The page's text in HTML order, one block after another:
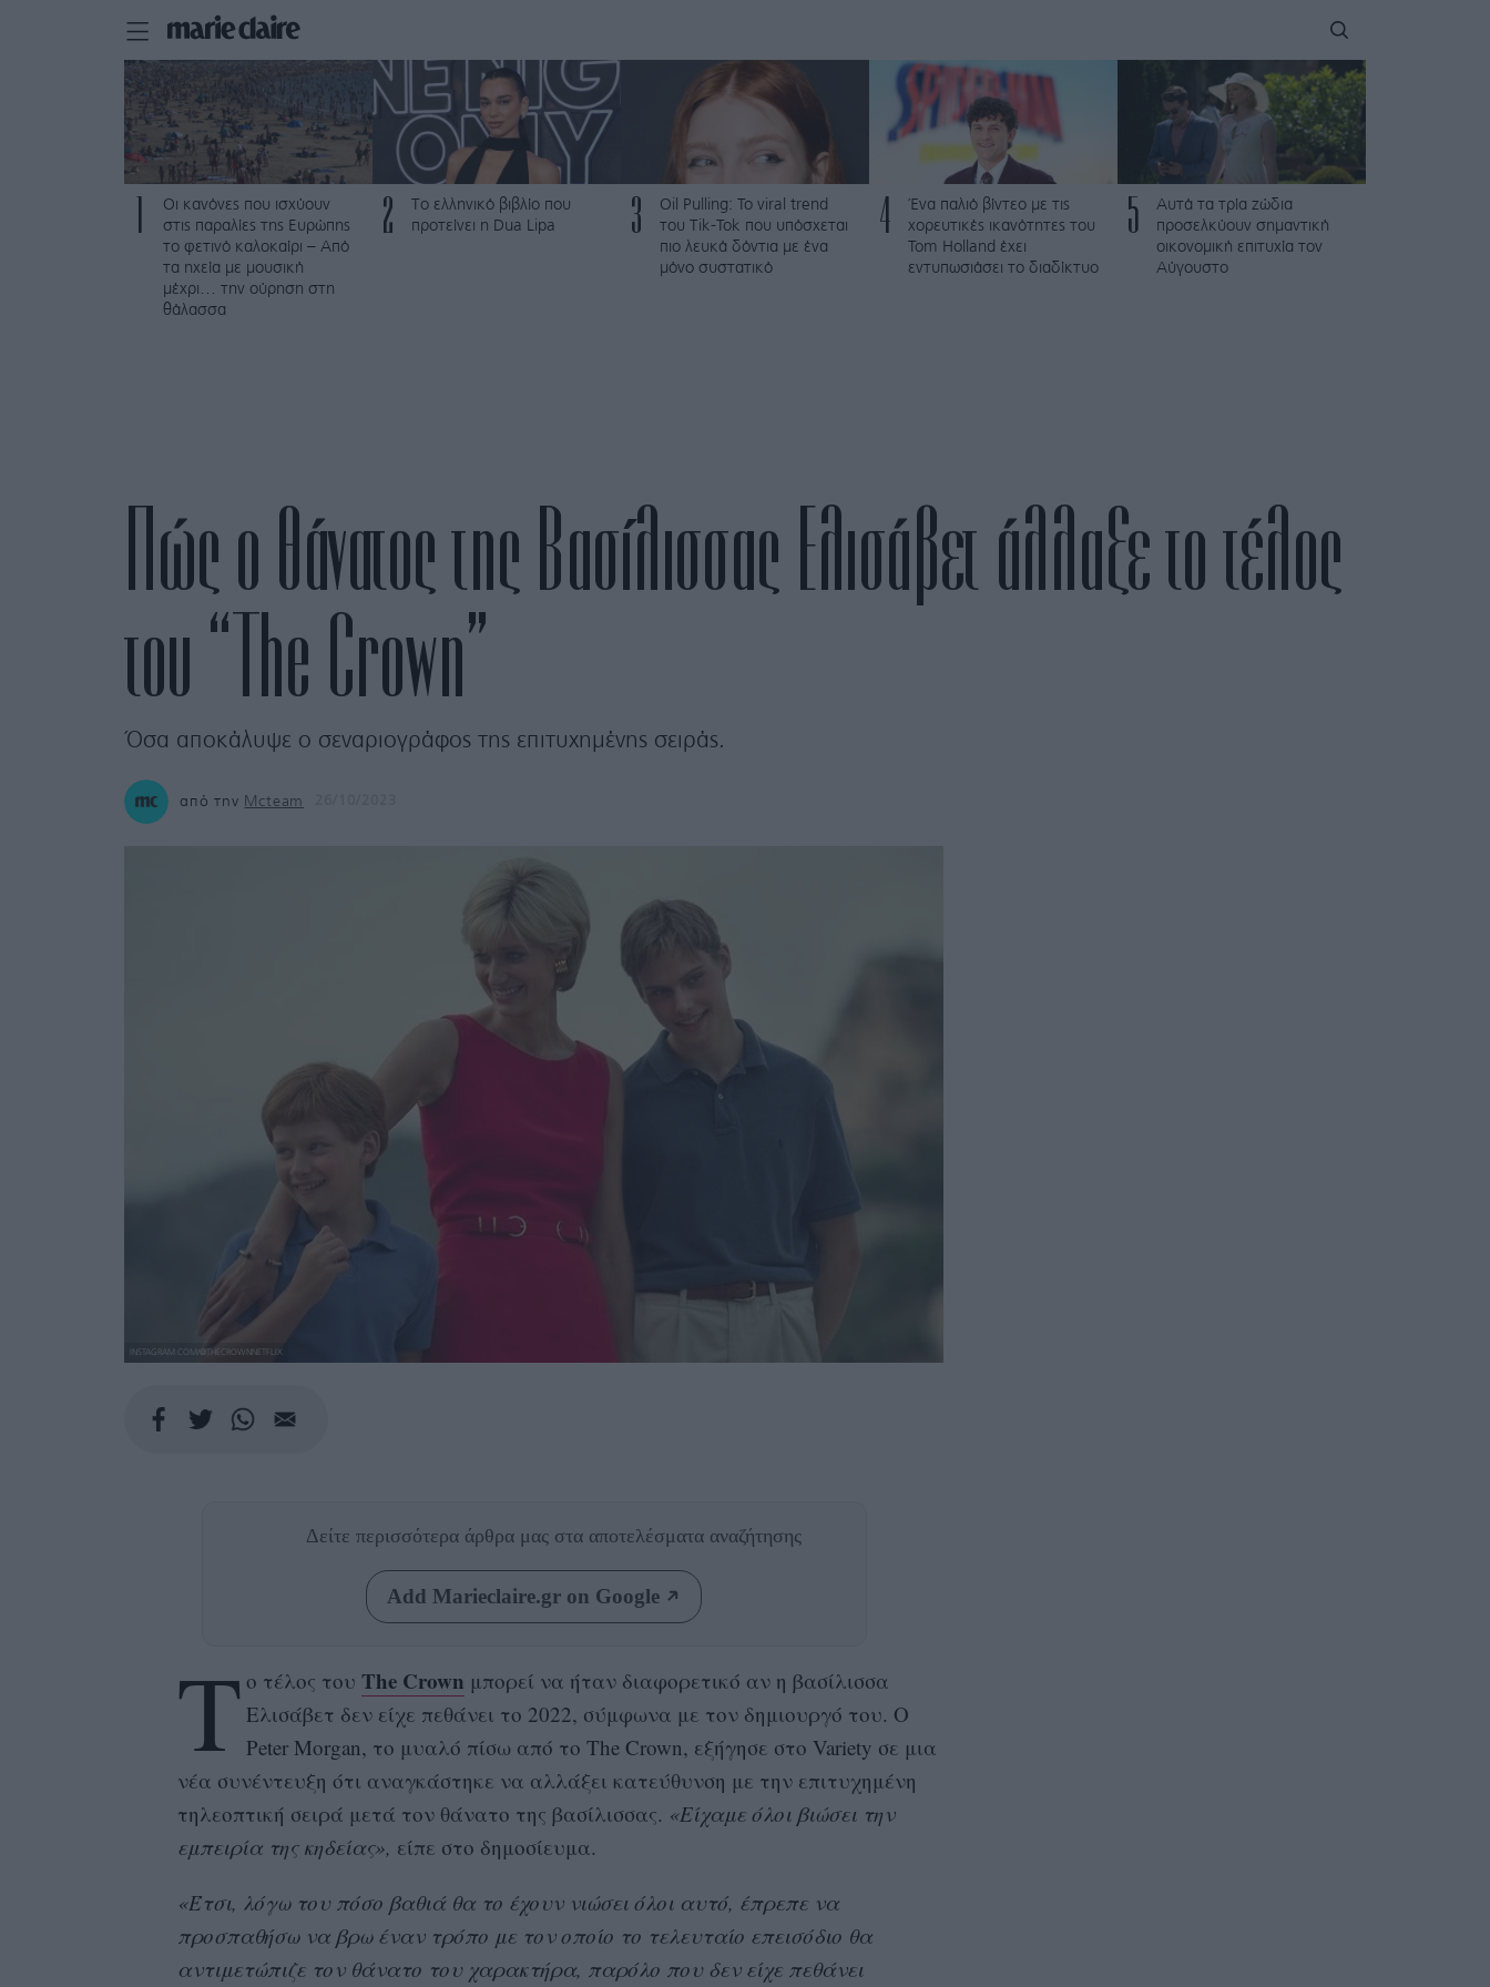
Οι κανόνες που ισχύουν
στις παραλίες της Ευρώπης
το φετινό καλοκαίρι – Από
τα ηχεία με μουσική
μέχρι… την ούρηση στη
θάλασσα
2
Το ελληνικό βιβλίο που
προτείνει η Dua Lipa
3
Oil Pulling: To viral trend
του Tik-Tok που υπόσχεται
πιο λευκά δόντια με ένα
μόνο συστατικό
4
Ένα παλιό βίντεο με τις
χορευτικές ικανότητες του
Tom Holland έχει
εντυπωσιάσει το διαδίκτυο
5
Αυτά τα τρία ζώδια
προσελκύουν σημαντική
οικονομική επιτυχία τον
Αύγουστο
Πώς ο θάνατος της Βασίλισσας Ελισάβετ άλλαξε το τέλος
του “The Crown”
Όσα αποκάλυψε ο σεναριογράφος της επιτυχημένης σειράς.
από την Mcteam
INSTAGRAM.COM/@THECROWNNETFLIX
Δείτε περισσότερα άρθρα μας στα αποτελέσματα αναζήτησης
Add Marieclaire.gr on Google
Τ ο τέλος τουThe Crown μπορεί να ήταν διαφορετικό αν η βασίλισσα
Ελισάβετ δεν είχε πεθάνει το 2022, σύμφωνα με τον δημιουργό του. Ο
Peter Morgan, το μυαλό πίσω από το The Crown, εξήγησε στο Variety σε μια
νέα συνέντευξη ότι αναγκάστηκε να αλλάξει κατεύθυνση με την επιτυχημένη
τηλεοπτική σειρά μετά τον θάνατο της βασίλισσας. «Είχαμε όλοι βιώσει την
εμπειρία της κηδείας», είπε στο δημοσίευμα.
«Έτσι, λόγω του πόσο βαθιά θα το έχουν νιώσει όλοι αυτό, έπρεπε να
προσπαθήσω να βρω έναν τρόπο με τον οποίο το τελευταίο επεισόδιο θα
αντιμετώπιζε τον θάνατο του χαρακτήρα, παρόλο που δεν είχε πεθάνει